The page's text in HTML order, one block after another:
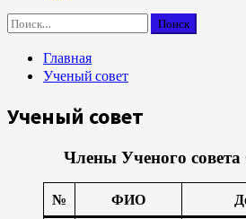
Найти:
Главная
Ученый совет
Ученый совет
Члены Ученого
№ ФИО